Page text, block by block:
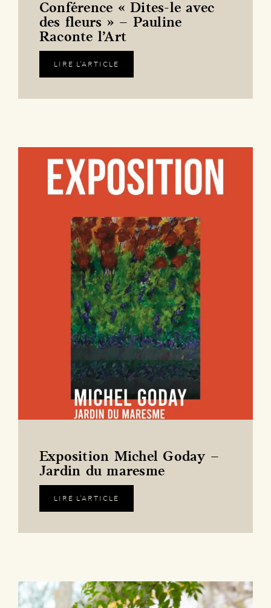
Conférence « Dites-le avec
des fleurs » – Pauline
Raconte l’Art
LIRE L’ARTICLE
Exposition Michel Goday –
Jardin du maresme
LIRE L’ARTICLE